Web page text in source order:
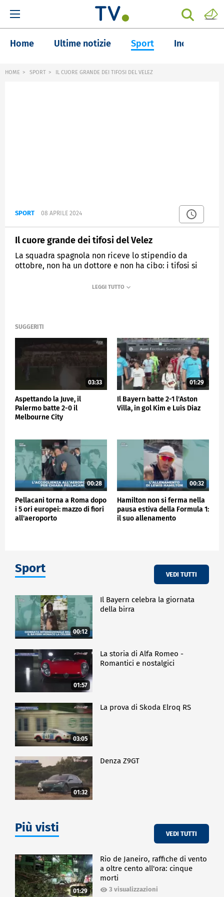
Home Ultime notizie Sport Inchieste
HOME SPORT IL CUORE GRANDE DEI TIFOSI DEL VELEZ
SPORT 08 APRILE 2024
Il cuore grande dei tifosi del Velez
La squadra spagnola non riceve lo stipendio da
ottobre, non ha un dottore e non ha cibo: i tifosi si
SUGGERITI
03:33
Aspettando la Juve, il
Palermo batte 2-0 il
Melbourne City
01:29
Il Bayern batte 2-1 l'Aston
Villa, in gol Kim e Luis Diaz
00:28
Pellacani torna a Roma dopo
i 5 ori europei: mazzo di fiori
all'aeroporto
00:32
Hamilton non si ferma nella
pausa estiva della Formula 1:
il suo allenamento
Sport VEDI TUTTI
00:12
Il Bayern celebra la giornata
della birra
01:57
La storia di Alfa Romeo -
Romantici e nostalgici
03:05
La prova di Skoda Elroq RS
01:32
Denza Z9GT
Più visti VEDI TUTTI
01:29
Rio de Janeiro, raffiche di vento
a oltre cento all'ora: cinque
morti
3 visualizzazioni